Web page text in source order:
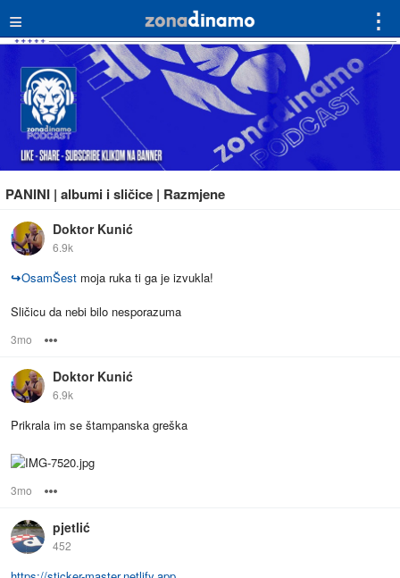
≡ ⋮
PANINI | albumi i sličice | Razmjene
Doktor Kunić
6.9k
↪OsamŠest moja ruka ti ga je izvukla!
Sličicu da nebi bilo nesporazuma
3mo
Doktor Kunić
6.9k
Prikrala im se štampanska greška
3mo
pjetlić
452